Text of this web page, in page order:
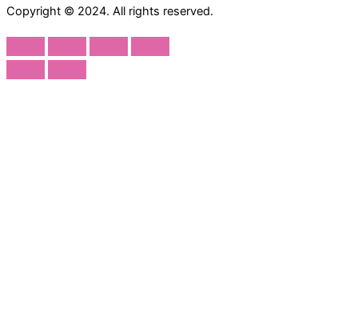
Copyright © 2024. All rights reserved.